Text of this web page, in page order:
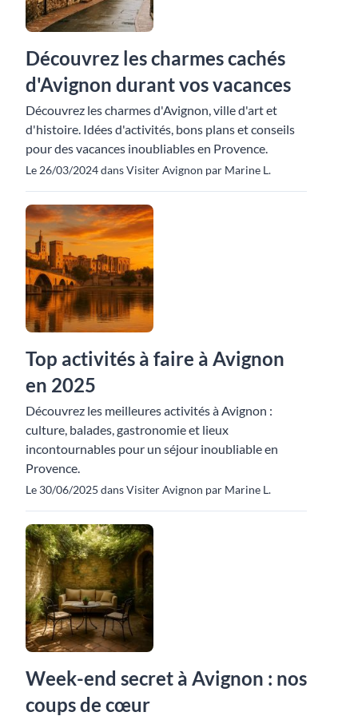
Découvrez les charmes cachés
d'Avignon durant vos vacances
Découvrez les charmes d'Avignon, ville d'art et
d'histoire. Idées d'activités, bons plans et conseils
pour des vacances inoubliables en Provence.
Le 26/03/2024 dans Visiter Avignon par Marine L.
Top activités à faire à Avignon
en 2025
Découvrez les meilleures activités à Avignon :
culture, balades, gastronomie et lieux
incontournables pour un séjour inoubliable en
Provence.
Le 30/06/2025 dans Visiter Avignon par Marine L.
Week-end secret à Avignon : nos
coups de cœur